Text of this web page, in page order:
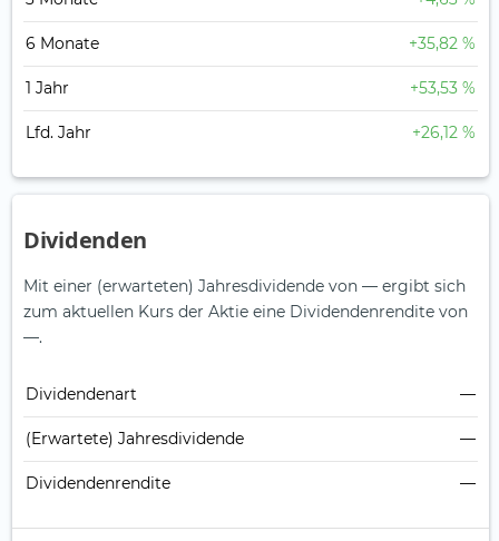
6 Monate +35,82 %
1 Jahr +53,53 %
Lfd. Jahr +26,12 %
Dividenden
Mit einer (erwarteten) Jahresdividende von — ergibt sich
zum aktuellen Kurs der Aktie eine Dividendenrendite von
—.
Dividendenart —
(Erwartete) Jahresdividende —
Dividendenrendite —